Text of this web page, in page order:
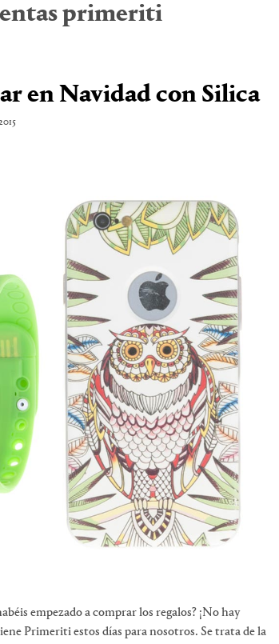
primeriti
en Navidad con Silica
empezado a comprar los regalos? ¡No hay
Primeriti estos días para nosotros. Se trata de la